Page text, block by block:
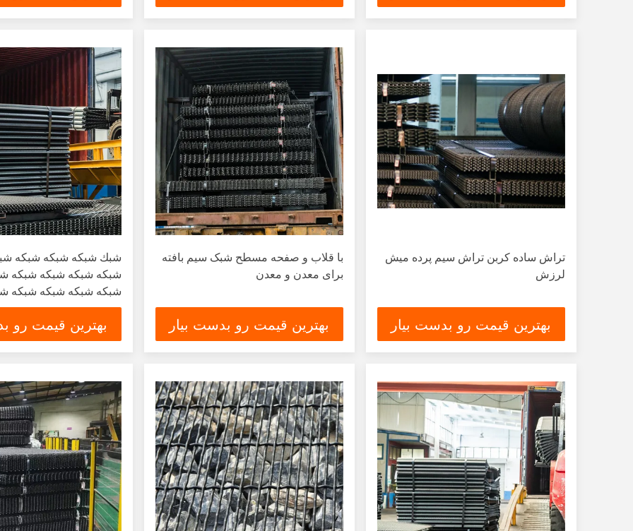
تراش ساده کربن تراش سیم پرده میش
لرزش
بهترین قیمت رو بدست بیار
با قلاب و صفحه مسطح شبک سیم بافته
برای معدن و معدن
بهترین قیمت رو بدست بیار
شبك شبكه شبكه شبكه
شبكه شبكه شبكه شبكه
شبكه شبكه شبكه شبكه
شبكه شبكه شبكه شبكه
شبكه شبكه شبكه
بهترین قیمت رو